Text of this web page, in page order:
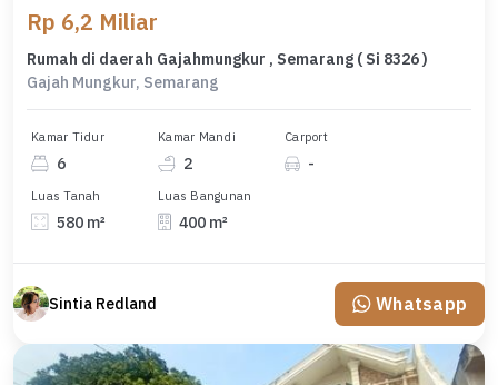
Rp 6,2 Miliar
Rumah di daerah Gajahmungkur , Semarang ( Si 8326 )
Gajah Mungkur, Semarang
Kamar Tidur
6
Kamar Mandi
2
Carport
-
Luas Tanah
580 m²
Luas Bangunan
400 m²
Sintia Redland Whatsapp